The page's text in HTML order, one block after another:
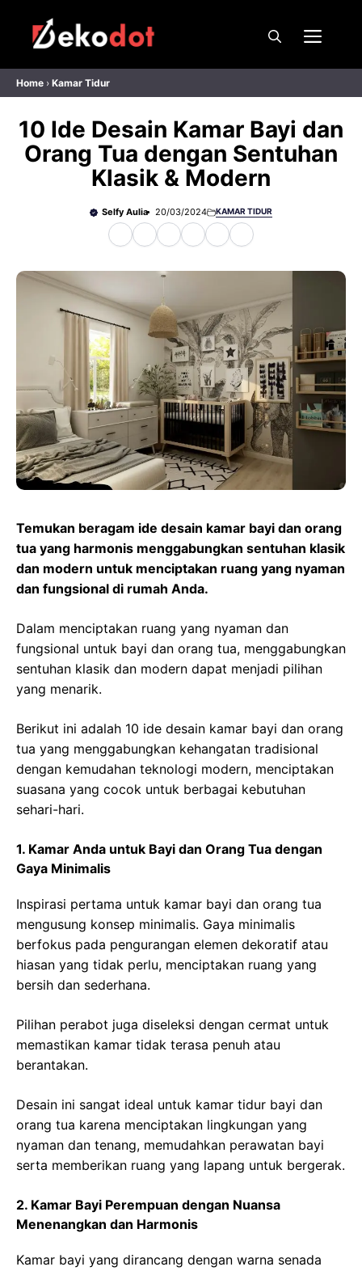
content
Home › Kamar Tidur
10 Ide Desain Kamar Bayi dan
Orang Tua dengan Sentuhan
Klasik & Modern
Selfy Aulia 20/03/2024 KAMAR TIDUR
F
a
c
e
b
o
o
k
X W
h
a
t
s
A
p
p
T
e
e
g
r
a
m
T
h
e
a
d
s
P
i
t
e
r
e
s
t
Temukan beragam ide desain kamar bayi dan orang
tua yang harmonis menggabungkan sentuhan klasik
dan modern untuk menciptakan ruang yang nyaman
dan fungsional di rumah Anda.
Dalam menciptakan ruang yang nyaman dan
fungsional untuk bayi dan orang tua, menggabungkan
sentuhan klasik dan modern dapat menjadi pilihan
yang menarik.
Berikut ini adalah 10 ide desain kamar bayi dan orang
tua yang menggabungkan kehangatan tradisional
dengan kemudahan teknologi modern, menciptakan
suasana yang cocok untuk berbagai kebutuhan
sehari-hari.
1. Kamar Anda untuk Bayi dan Orang Tua dengan
Gaya Minimalis
Inspirasi pertama untuk kamar bayi dan orang tua
mengusung konsep minimalis. Gaya minimalis
berfokus pada pengurangan elemen dekoratif atau
hiasan yang tidak perlu, menciptakan ruang yang
bersih dan sederhana.
Pilihan perabot juga diseleksi dengan cermat untuk
memastikan kamar tidak terasa penuh atau
berantakan.
Desain ini sangat ideal untuk kamar tidur bayi dan
orang tua karena menciptakan lingkungan yang
nyaman dan tenang, memudahkan perawatan bayi
serta memberikan ruang yang lapang untuk bergerak.
2. Kamar Bayi Perempuan dengan Nuansa
Menenangkan dan Harmonis
Kamar bayi yang dirancang dengan warna senada